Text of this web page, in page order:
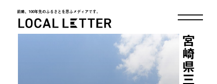
前略、100年先のふるさとを思ふメディアです。
LOCAL LETTER